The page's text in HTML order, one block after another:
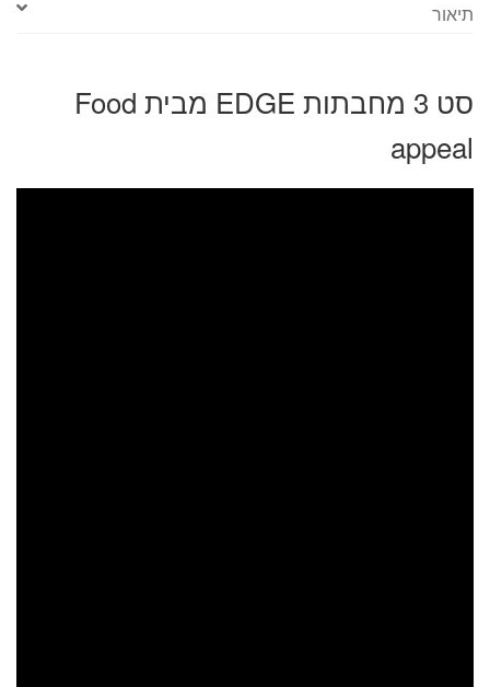
תיאור
סט 3 מחבתות EDGE מבית Food
appeal